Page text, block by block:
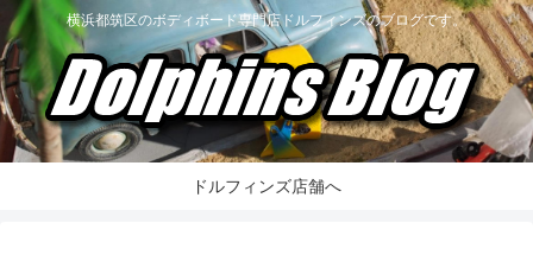
横浜都筑区のボディボード専門店ドルフィンズのブログです。
ドルフィンズ店舗へ